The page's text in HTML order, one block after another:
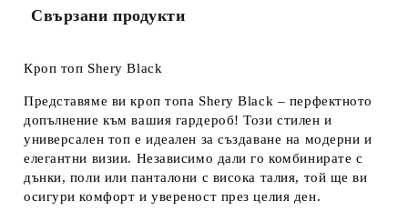
Свързани продукти
Кроп топ Shery Black
Представяме ви кроп топа Shery Black – перфектното
допълнение към вашия гардероб! Този стилен и
универсален топ е идеален за създаване на модерни и
елегантни визии. Независимо дали го комбинирате с
дънки, поли или панталони с висока талия, той ще ви
осигури комфорт и увереност през целия ден.